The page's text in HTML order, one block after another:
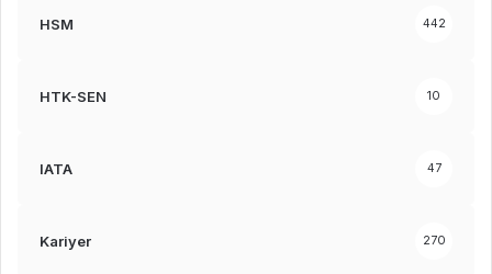
HSM 442
HTK-SEN 10
IATA 47
Kariyer 270